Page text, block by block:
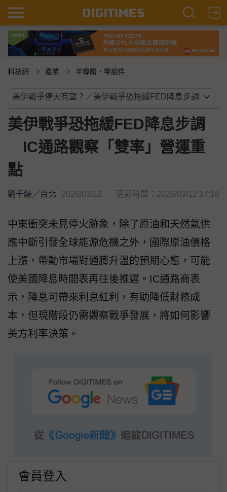
科技網 產業 半導體．零組件
美伊戰爭恐拖緩FED降息步調
IC通路觀察「雙率」營運重
點
劉千綾／台北 2026/03/12 更新時間：2026/03/12 14:18
中東衝突未見停火跡象，除了原油和天然氣供
應中斷引發全球能源危機之外，國際原油價格
上漲，帶動市場對通膨升溫的預期心態，可能
使美國降息時間表再往後推遲。IC通路商表
示，降息可帶來利息紅利，有助降低財務成
本，但現階段仍需觀察戰爭發展，將如何影響
美方利率決策。
會員登入